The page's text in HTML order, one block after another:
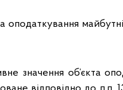
оподаткування
значення об’єкта